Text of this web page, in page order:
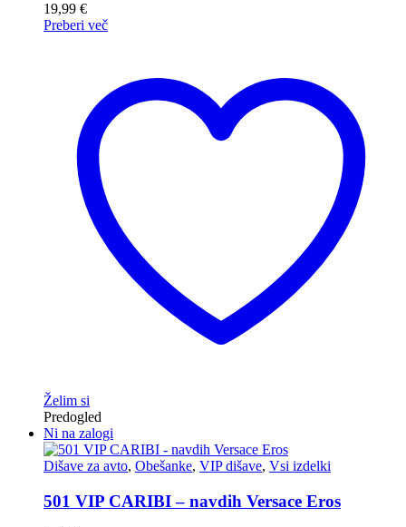
19,99 €
Preberi več
Želim si
Predogled
Ni na zalogi
Dišave za avto, Obešanke, VIP dišave, Vsi izdelki
501 VIP CARIBI – navdih Versace Eros